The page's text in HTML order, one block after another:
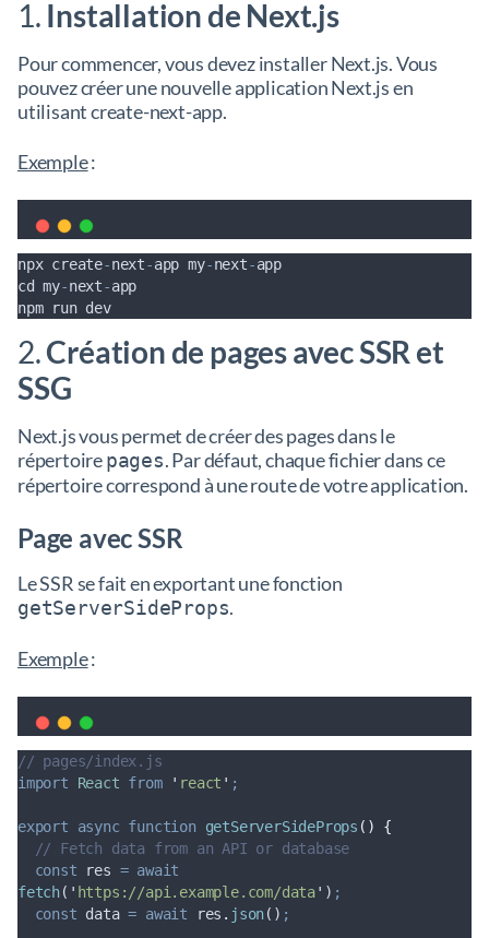
1. Installation de Next.js
Pour commencer, vous devez installer Next.js. Vous
pouvez créer une nouvelle application Next.js en
utilisant create-next-app.
Exemple:
npx create-next-app my-next-app
cd my-next-app
npm run dev
2.Création de pages avec SSR et
SSG
Next.js vous permet de créer des pages dans le
répertoirepages. Par défaut, chaque fichier dans ce
répertoire correspond à une route de votre application.
Page avec SSR
Le SSR se fait en exportant une fonction
getServerSideProps.
Exemple:
// pages/index.js
import
React from ' react ' ;
export async function getServerSideProps ()
{
// Fetch data from an API or database
const
res = await
fetch( ' https://api.example.com/data' ) ;
const data = await res . json() ;